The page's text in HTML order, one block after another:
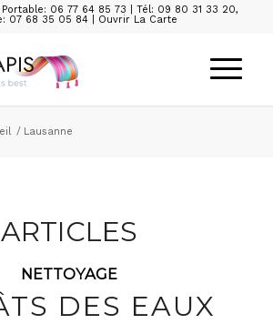
Portable: 06 77 64 85 73 Tél: 09 80 31 33 20,
07 68 35 05 84| Ouvrir La Carte
/ Lausanne
ARTICLES
NETTOYAGE
DES EAUX